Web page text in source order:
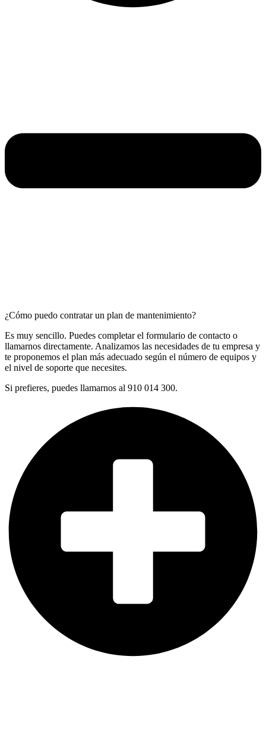
¿Cómo puedo contratar un plan de mantenimiento?
Es muy sencillo. Puedes completar el formulario de contacto o
llamarnos directamente. Analizamos las necesidades de tu empresa y
te proponemos el plan más adecuado según el número de equipos y
el nivel de soporte que necesites.
Si prefieres, puedes llamarnos al 910 014 300.